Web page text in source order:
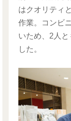
はクオリティ
作業。コンビ
いため、2人
した。